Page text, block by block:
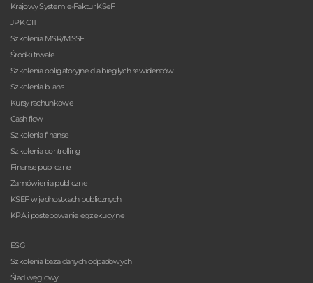
Krajowy System e-Faktur KSeF
JPK CIT
Szkolenia MSR/MSSF
Środki trwałe
Szkolenia obligatoryjne dla biegłych rewidentów
Szkolenia bilans
Kursy rachunkowe
Cash flow
Szkolenia finanse
Szkolenia controlling
Finanse publiczne
Zamówienia publiczne
KSEF w jednostkach publicznych
KPA i postepowanie egzekucyjne
ESG
Szkolenia baza danych odpadowych
Ślad węglowy